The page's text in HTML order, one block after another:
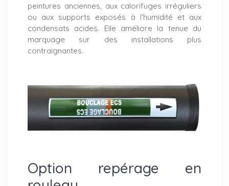
peintures anciennes, aux calorifuges irréguliers
ou aux supports exposés à l'humidité et aux
condensats acides. Elle améliore la tenue du
marquage sur des installations plus
contraignantes.
Option repérage en